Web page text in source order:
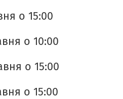
о 15:00
о 10:00
о 15:00
о 15:00